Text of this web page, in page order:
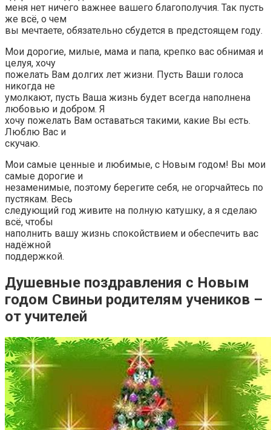
меня нет ничего важнее вашего благополучия. Так пусть
же всё, о чем
вы мечтаете, обязательно сбудется в предстоящем году.
Мои дорогие, милые, мама и папа, крепко вас обнимая и
целуя, хочу
пожелать Вам долгих лет жизни. Пусть Ваши голоса
никогда не
умолкают, пусть Ваша жизнь будет всегда наполнена
любовью и добром. Я
хочу пожелать Вам оставаться такими, какие Вы есть.
Люблю Вас и
скучаю.
Мои самые ценные и любимые, с Новым годом! Вы мои
самые дорогие и
незаменимые, поэтому берегите себя, не огорчайтесь по
пустякам. Весь
следующий год живите на полную катушку, а я сделаю
всё, чтобы
наполнить вашу жизнь спокойствием и обеспечить вас
надёжной
поддержкой.
Душевные поздравления с Новым
годом Свиньи родителям учеников –
от учителей